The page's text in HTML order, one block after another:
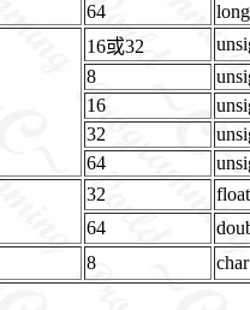
64
16或32
8
16
32
64
32
float
64
8 char